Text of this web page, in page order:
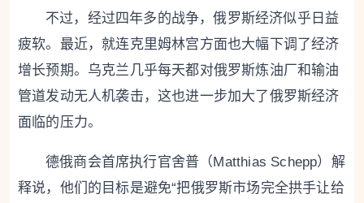
不过，经过四年多的战争，俄罗斯经济似乎日益
疲软。最近，就连克里姆林宫方面也大幅下调了经济
增长预期。乌克兰几乎每天都对俄罗斯炼油厂和输油
管道发动无人机袭击，这也进一步加大了俄罗斯经济
面临的压力。
德俄商会首席执行官舍普（Matthias Schepp）解
释说，他们的目标是避免“把俄罗斯市场完全拱手让给